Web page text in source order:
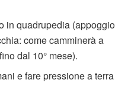
in quadrupedia (appoggio
come camminerà a
dal 10° mese).
e fare pressione a terra